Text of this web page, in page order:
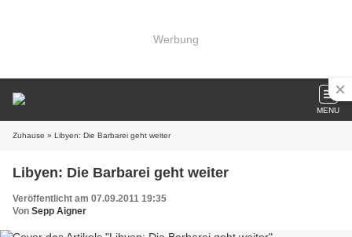
Werbung
MENU
Zuhause » Libyen: Die Barbarei geht weiter
Libyen: Die Barbarei geht weiter
Veröffentlicht am 07.09.2011 19:35
Von Sepp Aigner